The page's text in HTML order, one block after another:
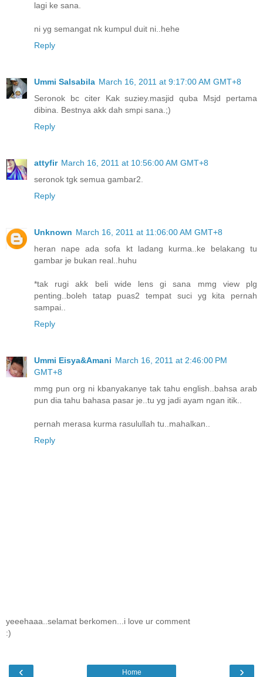
lagi ke sana.
ni yg semangat nk kumpul duit ni..hehe
Reply
Ummi Salsabila March 16, 2011 at 9:17:00 AM GMT+8
Seronok bc citer Kak suziey.masjid quba Msjd pertama
dibina. Bestnya akk dah smpi sana.;)
Reply
attyfir March 16, 2011 at 10:56:00 AM GMT+8
seronok tgk semua gambar2.
Reply
Unknown March 16, 2011 at 11:06:00 AM GMT+8
heran nape ada sofa kt ladang kurma..ke belakang tu
gambar je bukan real..huhu
*tak rugi akk beli wide lens gi sana mmg view plg
penting..boleh tatap puas2 tempat suci yg kita pernah
sampai..
Reply
Ummi Eisya&Amani March 16, 2011 at 2:46:00 PM
GMT+8
mmg pun org ni kbanyakanye tak tahu english..bahsa arab
pun dia tahu bahasa pasar je..tu yg jadi ayam ngan itik..
pernah merasa kurma rasulullah tu..mahalkan..
Reply
yeeehaaa..selamat berkomen...i love ur comment
:)
‹ ›
Home